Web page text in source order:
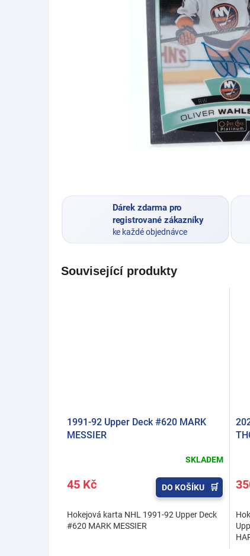
Dárek zdarma pro
registrované zákazníky
ke každé objednávce
Související produkty
1991-92 Upper Deck #620 MARK
MESSIER
SKLADEM
45 Kč DO KOŠÍKU
Hokejová karta NHL 1991-92 Upper Deck
#620 MARK MESSIER